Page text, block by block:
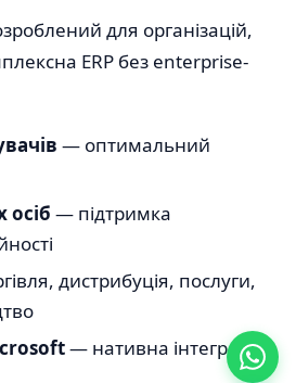
для організацій,
ERP без enterprise-
— оптимальний
— підтримка
дистрибуція, послуги,
— нативна інтеграція